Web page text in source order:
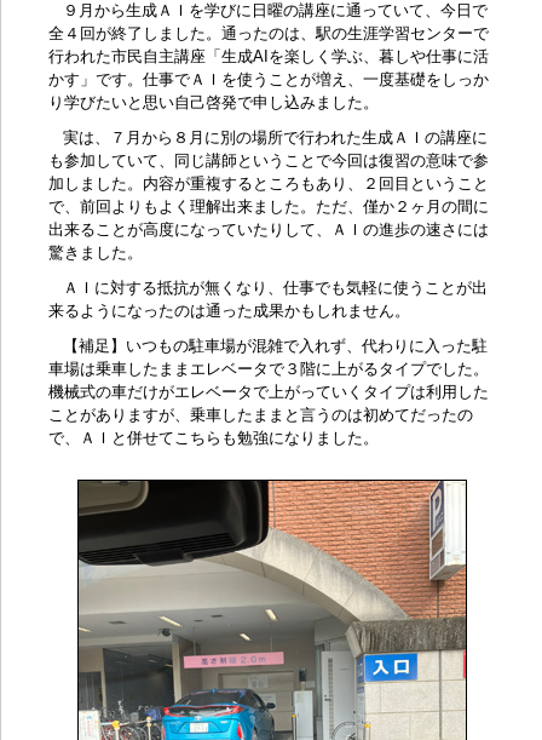
９月から生成ＡＩを学びに日曜の講座に通っていて、今日で
全４回が終了しました。通ったのは、駅の生涯学習センターで
行われた市民自主講座「生成AIを楽しく学ぶ、暮しや仕事に活
かす」です。仕事でＡＩを使うことが増え、一度基礎をしっか
り学びたいと思い自己啓発で申し込みました。
実は、７月から８月に別の場所で行われた生成ＡＩの講座に
も参加していて、同じ講師ということで今回は復習の意味で参
加しました。内容が重複するところもあり、２回目ということ
で、前回よりもよく理解出来ました。ただ、僅か２ヶ月の間に
出来ることが高度になっていたりして、ＡＩの進歩の速さには
驚きました。
ＡＩに対する抵抗が無くなり、仕事でも気軽に使うことが出
来るようになったのは通った成果かもしれません。
【補足】いつもの駐車場が混雑で入れず、代わりに入った駐
車場は乗車したままエレベータで３階に上がるタイプでした。
機械式の車だけがエレベータで上がっていくタイプは利用した
ことがありますが、乗車したままと言うのは初めてだったの
で、ＡＩと併せてこちらも勉強になりました。